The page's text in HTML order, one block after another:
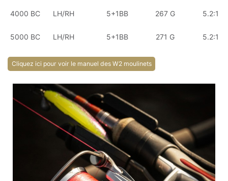
4000 BC LH/RH 5+1BB 267 G 5.2:1
5000 BC LH/RH 5+1BB 271 G 5.2:1
Cliquez ici pour voir le manuel des W2 moulinets